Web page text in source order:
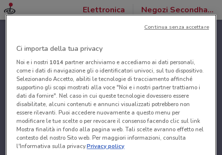
Elettronica Negozi Secondhand Mobile
Ci importa della tua privacy
Noi e i nostri 1014partner archiviamo e accediamo ai dati personali,
come i dati di navigazione gli o identificatori univoci, sul tuo dispositivo.
Selezionando Accetto, abiliti le tecnologie di tracciamento affinché
supportino gli scopi mostrati alla voce "Noi e i nostri partner trattiamo i
dati da fornire". Nel caso in cui queste tecnologie dovessero essere
disabilitate, alcuni contenuti e annunci visualizzati potrebbero non
essere rilevanti. Puoi accedere nuovamente a questo menu per
modificare le tue scelte o per revocare il consenso facendo clic sul link
Mostra finalità in fondo alla pagina web. Tali scelte avranno effetto nel
contesto del nostro Sito web. Per maggiori informazioni, consulta
l'Informativa sulla privacy.Privacy policy
Continua senza accettare